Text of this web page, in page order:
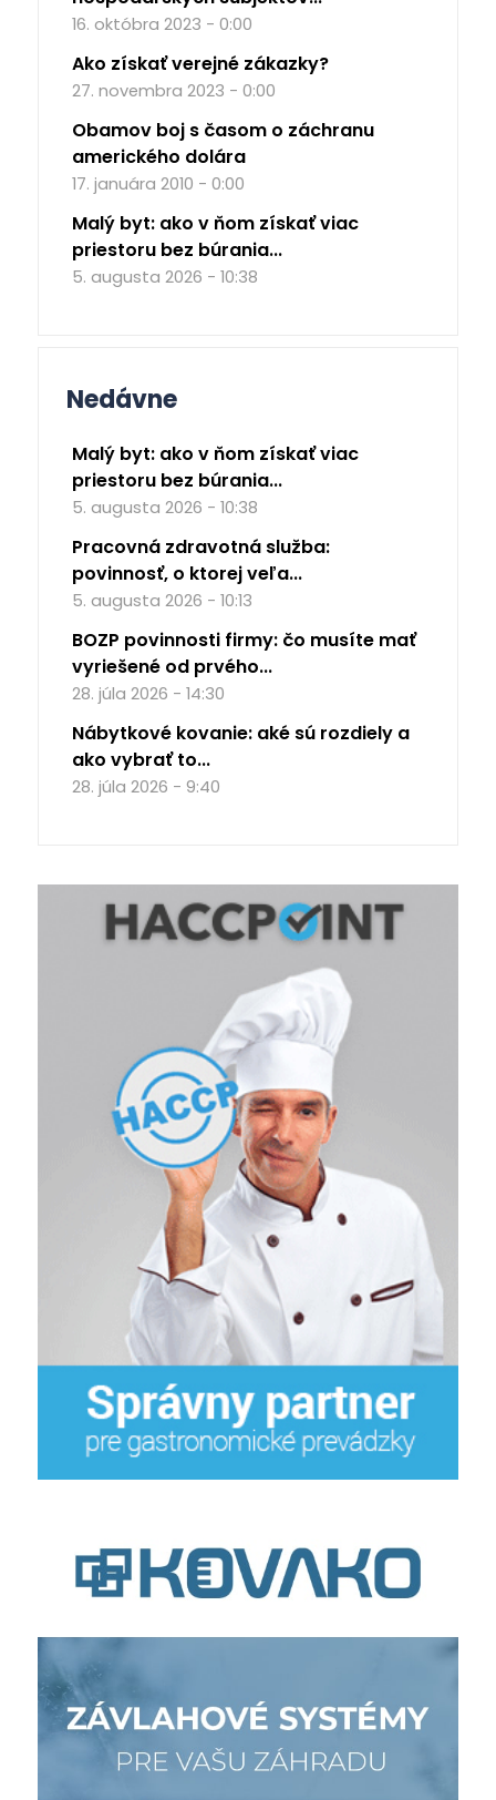
16. októbra 2023 - 0:00
Ako získať verejné zákazky?
27. novembra 2023 - 0:00
Obamov boj s časom o záchranu
amerického dolára
17. januára 2010 - 0:00
Malý byt: ako v ňom získať viac
priestoru bez búrania...
5. augusta 2026 - 10:38
Nedávne
Malý byt: ako v ňom získať viac
priestoru bez búrania...
5. augusta 2026 - 10:38
Pracovná zdravotná služba:
povinnosť, o ktorej veľa...
5. augusta 2026 - 10:13
BOZP povinnosti firmy: čo musíte mať
vyriešené od prvého...
28. júla 2026 - 14:30
Nábytkové kovanie: aké sú rozdiely a
ako vybrať to...
28. júla 2026 - 9:40